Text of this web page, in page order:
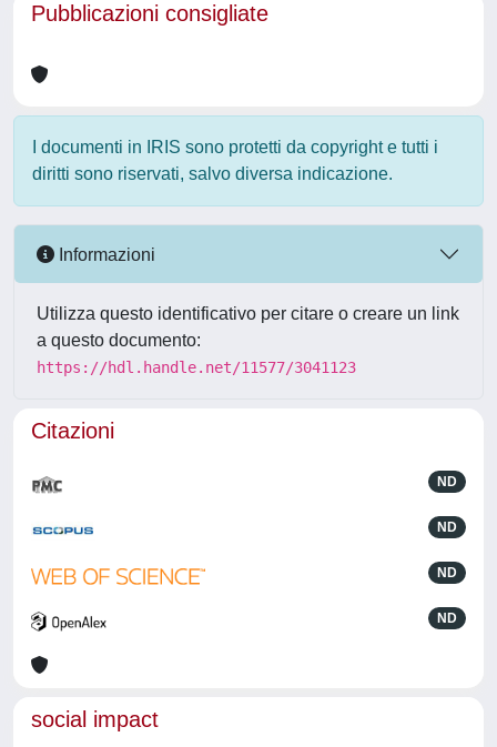
Pubblicazioni consigliate
I documenti in IRIS sono protetti da copyright e tutti i
diritti sono riservati, salvo diversa indicazione.
Informazioni
Utilizza questo identificativo per citare o creare un link
a questo documento:
https://hdl.handle.net/11577/3041123
Citazioni
ND
ND
ND
ND
social impact